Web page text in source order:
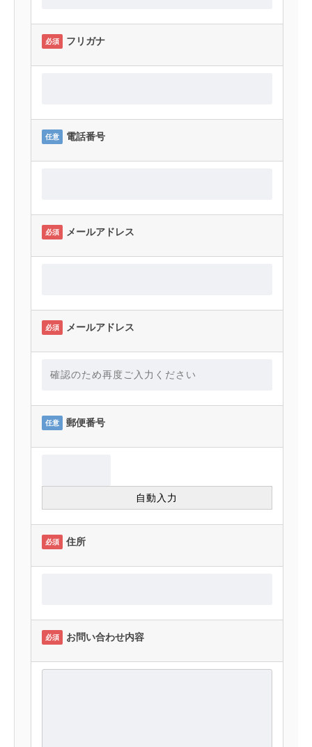
必須 フリガナ
任意 電話番号
必須 メールアドレス
必須 メールアドレス
任意 郵便番号
必須 住所
必須 お問い合わせ内容